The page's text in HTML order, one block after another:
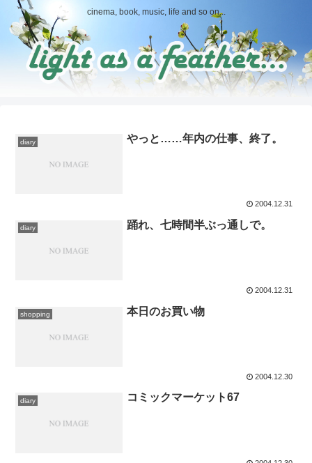
cinema, book, music, life and so on...
diary やっと……年内の仕事、終了。
2004.12.31
diary 踊れ、七時間半ぶっ通しで。
2004.12.31
shopping 本日のお買い物
2004.12.30
diary コミックマーケット67